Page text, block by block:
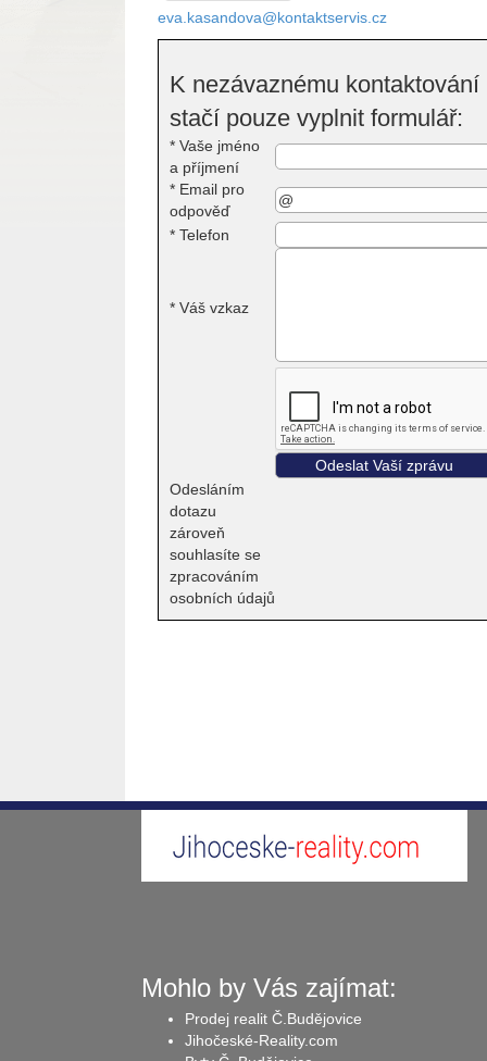
eva.kasandova@kontaktservis.cz
K nezávaznému kontaktování
stačí pouze vyplnit formulář:
* Vaše jméno
a příjmení
* Email pro
odpověď
* Telefon
* Váš vzkaz
Odesláním
dotazu
zároveň
souhlasíte se
zpracováním
osobních údajů
Mohlo by Vás zajímat:
Prodej realit Č.Budějovice
Jihočeské-Reality.com